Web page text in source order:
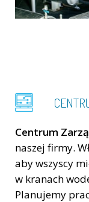
Centrum
naszej firmy.
aby wszyscy
w kranach
Planujemy